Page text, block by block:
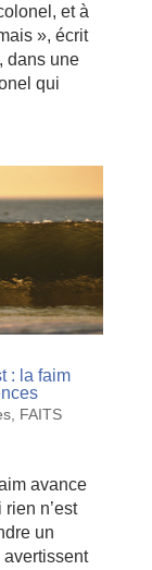
et à
», écrit
dans une
qui
: la faim
, FAITS
avance
n’est
un